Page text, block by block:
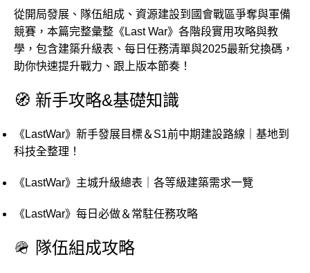
從開局發展、隊伍組成、資源建設到國會戰區爭奪與軍備
競賽，本篇完整彙整《Last War》各階段實用攻略與教
學，包含建築升級表、每日任務清單與2025最新兌換碼，
助你快速提升戰力、跟上版本節奏！
🧭 新手攻略&基礎知識
《LastWar》新手發展目標＆S1前中期建設路線｜基地到
科技全整理！
《LastWar》主城升級總表｜各等級建築需求一覽
《LastWar》每日必做＆常駐任務攻略
🪖 隊伍組成攻略